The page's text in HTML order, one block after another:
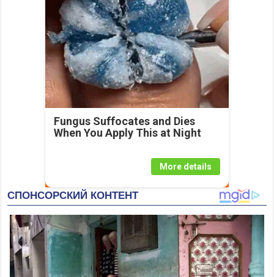
Fungus Suffocates and Dies
When You Apply This at Night
More details